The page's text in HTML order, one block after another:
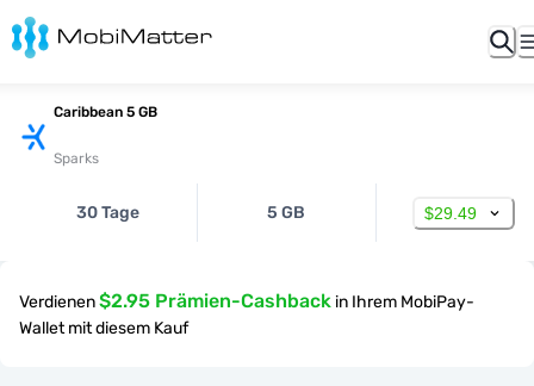
Caribbean 5 GB
Sparks
30 Tage 5 GB $29.49
Verdienen$2.95 Prämien-Cashback in Ihrem MobiPay-
Wallet mit diesem Kauf